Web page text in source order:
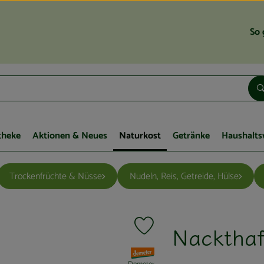
So
Aktionen & Neues Naturkost Getränke
Trockenfrüchte & Nüsse Nudeln, Reis, Getreide, Hülse
Produkt zu Favouriten hinzufügen
, Verband: